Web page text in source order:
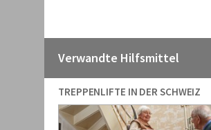
Verwandte Hilfsmittel
TREPPENLIFTE IN DER SCHWEIZ